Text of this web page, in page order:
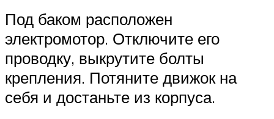
Под баком расположен
электромотор. Отключите его
проводку, выкрутите болты
крепления. Потяните движок на
себя и достаньте из корпуса.